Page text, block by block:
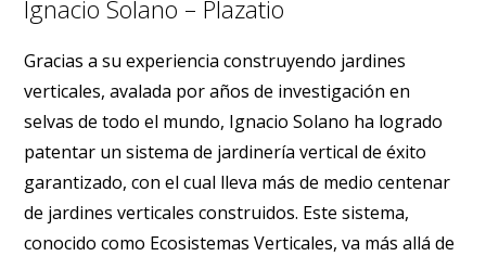
Ignacio Solano – Plazatio
Gracias a su experiencia construyendo jardines
verticales, avalada por años de investigación en
selvas de todo el mundo, Ignacio Solano ha logrado
patentar un sistema de jardinería vertical de éxito
garantizado, con el cual lleva más de medio centenar
de jardines verticales construidos. Este sistema,
conocido como Ecosistemas Verticales, va más allá de